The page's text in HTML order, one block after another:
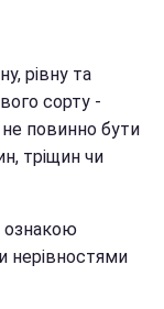
рівну та
сорту -
не повинно бути
тріщин чи
ознакою
нерівностями